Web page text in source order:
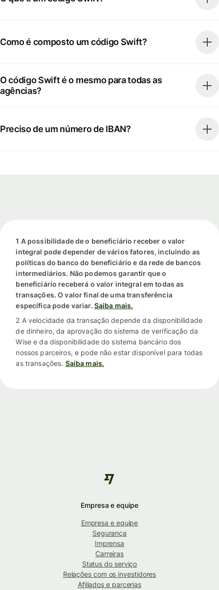
Como é composto um código Swift?
O código Swift é o mesmo para todas as
agências?
Preciso de um número de IBAN?
1 A possibilidade de o beneficiário receber o valor
integral pode depender de vários fatores, incluindo as
políticas do banco do beneficiário e da rede de bancos
intermediários. Não podemos garantir que o
beneficiário receberá o valor integral em todas as
transações. O valor final de uma transferência
específica pode variar. Saiba mais.
2 A velocidade da transação depende da disponibilidade
de dinheiro, da aprovação do sistema de verificação da
Wise e da disponibilidade do sistema bancário dos
nossos parceiros, e pode não estar disponível para todas
as transações. Saiba mais.
Empresa e equipe
Empresa e equipe
Segurança
Imprensa
Carreiras
Status do serviço
Relações com os investidores
Afiliados e parcerias